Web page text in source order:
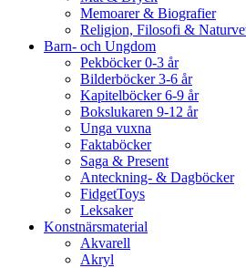
Memoarer & Biografier
Religion, Filosofi &
Barn- och Ungdom
Pekböcker 0-3 år
Bilderböcker 3-6 år
Kapitelböcker 6-9 år
Bokslukaren 9-12 år
Unga vuxna
Faktaböcker
Saga & Present
Anteckning- & Dagböcker
FidgetToys
Leksaker
Konstnärsmaterial
Akvarell
Akryl